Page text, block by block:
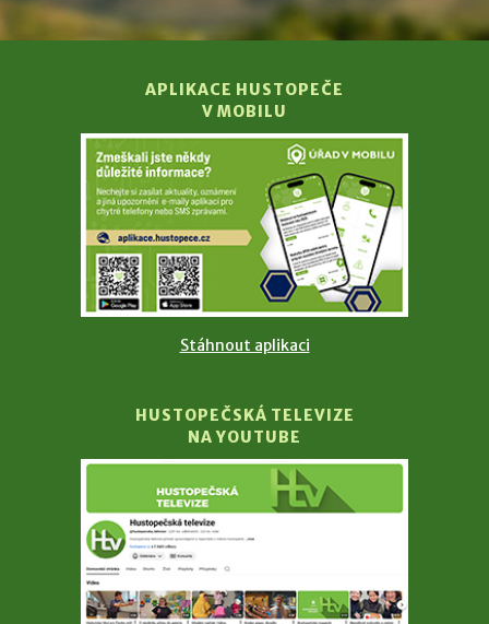
APLIKACE HUSTOPEČE
V MOBILU
Stáhnout aplikaci
HUSTOPEČSKÁ TELEVIZE
NA YOUTUBE